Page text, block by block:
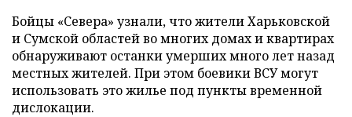
Бойцы «Севера» узнали, что жители Харьковской
и Сумской областей во многих домах и квартирах
обнаруживают останки умерших много лет назад
местных жителей. При этом боевики ВСУ могут
использовать это жилье под пункты временной
дислокации.